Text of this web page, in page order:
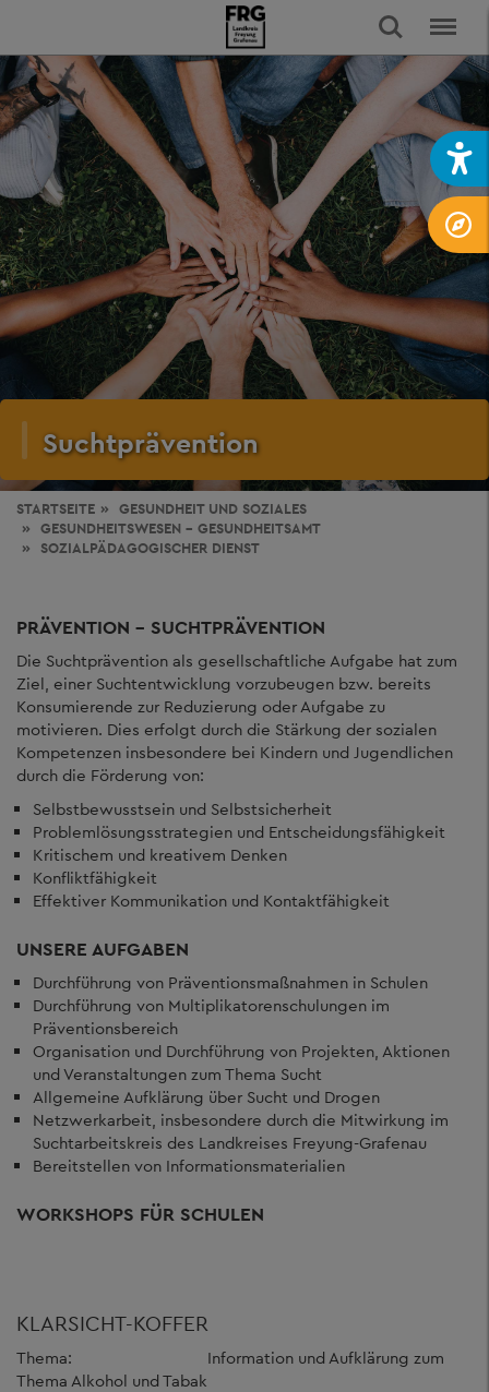
Suchtprävention
STARTSEITE GESUNDHEIT UND SOZIALES
GESUNDHEITSWESEN - GESUNDHEITSAMT
SOZIALPÄDAGOGISCHER DIENST
PRÄVENTION - SUCHTPRÄVENTION
Die Suchtprävention als gesellschaftliche Aufgabe hat zum
Ziel, einer Suchtentwicklung vorzubeugen bzw. bereits
Konsumierende zur Reduzierung oder Aufgabe zu
motivieren. Dies erfolgt durch die Stärkung der sozialen
Kompetenzen insbesondere bei Kindern und Jugendlichen
durch die Förderung von:
Selbstbewusstsein und Selbstsicherheit
Problemlösungsstrategien und Entscheidungsfähigkeit
Kritischem und kreativem Denken
Konfliktfähigkeit
Effektiver Kommunikation und Kontaktfähigkeit
UNSERE AUFGABEN
Durchführung von Präventionsmaßnahmen in Schulen
Durchführung von Multiplikatorenschulungen im
Präventionsbereich
Organisation und Durchführung von Projekten, Aktionen
und Veranstaltungen zum Thema Sucht
Allgemeine Aufklärung über Sucht und Drogen
Netzwerkarbeit, insbesondere durch die Mitwirkung im
Suchtarbeitskreis des Landkreises Freyung-Grafenau
Bereitstellen von Informationsmaterialien
WORKSHOPS FÜR SCHULEN
KLARSICHT-KOFFER
Thema: Information und Aufklärung zum
Thema Alkohol und Tabak